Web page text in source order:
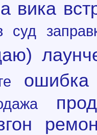
вика
суд
ошибка